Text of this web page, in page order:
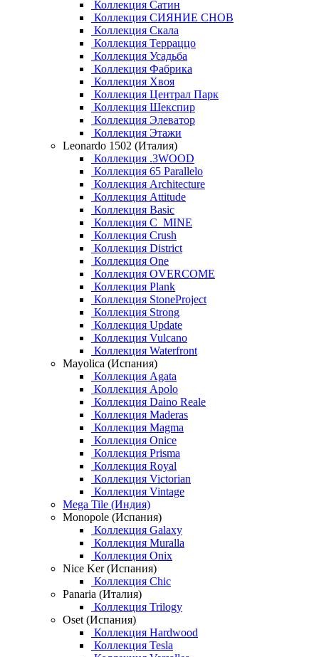
Коллекция Сатин
Коллекция СИЯНИЕ СНОВ
Коллекция Скала
Коллекция Терраццо
Коллекция Усадьба
Коллекция Фабрика
Коллекция Хвоя
Коллекция Централ Парк
Коллекция Шекспир
Коллекция Элеватор
Коллекция Этажи
Leonardo 1502 (Италия)
Коллекция .3WOOD
Коллекция 65 Parallelo
Коллекция Architecture
Коллекция Attitude
Коллекция Basic
Коллекция C_MINE
Коллекция Crush
Коллекция District
Коллекция One
Коллекция OVERCOME
Коллекция Plank
Коллекция StoneProject
Коллекция Strong
Коллекция Update
Коллекция Vulcano
Коллекция Waterfront
Mayolica (Испания)
Коллекция Agata
Коллекция Apolo
Коллекция Daino Reale
Коллекция Maderas
Коллекция Magma
Коллекция Onice
Коллекция Prisma
Коллекция Royal
Коллекция Victorian
Коллекция Vintage
Mega Tile (Индия)
Monopole (Испания)
Коллекция Galaxy
Коллекция Muralla
Коллекция Onix
Nice Ker (Испания)
Коллекция Chic
Panaria (Италия)
Коллекция Trilogy
Oset (Испания)
Коллекция Hardwood
Коллекция Tesla